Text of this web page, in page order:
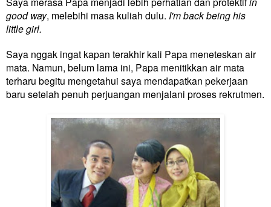
good way, melebihi masa kuliah dulu. I'm back being his
little girl.
Saya nggak ingat kapan terakhir kali Papa meneteskan air
mata. Namun, belum lama ini, Papa menitikkan air mata
terharu begitu mengetahui saya mendapatkan pekerjaan
baru setelah penuh perjuangan menjalani proses rekrutmen.